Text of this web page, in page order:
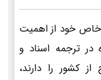
خود از اهمیت
در ترجمه اسناد و
کشور را دارند،